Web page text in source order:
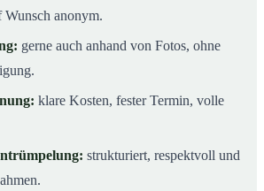
anonym.
gerne auch anhand von Fotos, ohne
klare Kosten, fester Termin, volle
strukturiert, respektvoll und